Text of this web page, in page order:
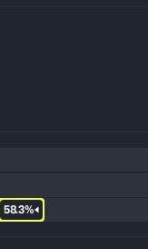
58.3%